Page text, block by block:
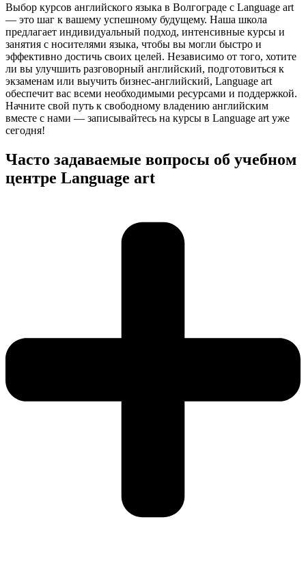
Выбор курсов английского языка в Волгограде с Language art
— это шаг к вашему успешному будущему. Наша школа
предлагает индивидуальный подход, интенсивные курсы и
занятия с носителями языка, чтобы вы могли быстро и
эффективно достичь своих целей. Независимо от того, хотите
ли вы улучшить разговорный английский, подготовиться к
экзаменам или выучить бизнес-английский, Language art
обеспечит вас всеми необходимыми ресурсами и поддержкой.
Начните свой путь к свободному владению английским
вместе с нами — записывайтесь на курсы в Language art уже
сегодня!
Часто задаваемые вопросы об учебном
центре Language art